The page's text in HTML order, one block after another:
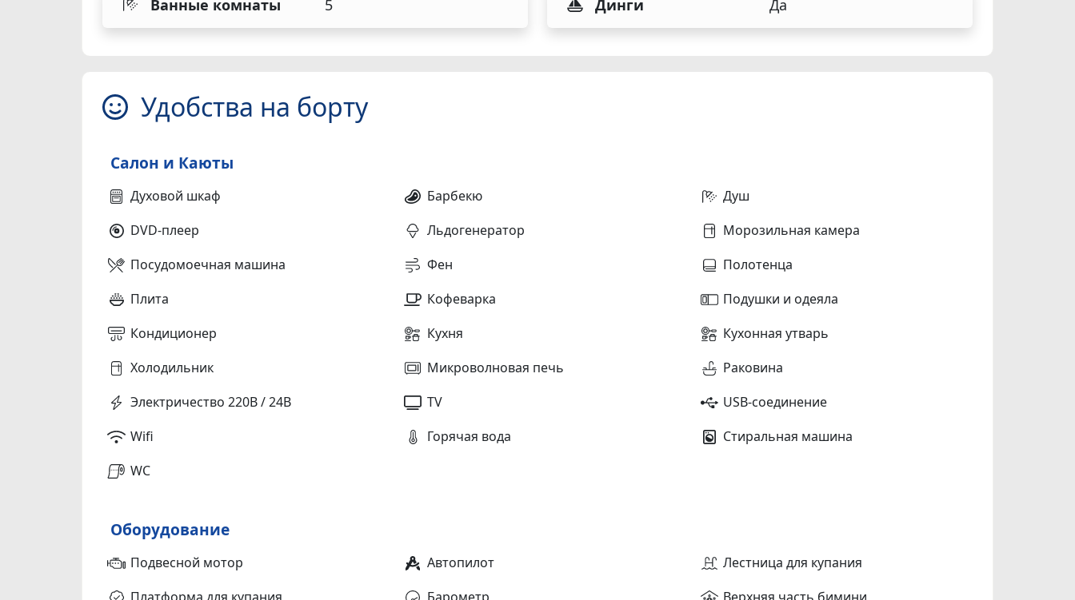
Ванные комнаты 5 Динги Да
Удобства на борту
Салон и Каюты
Духовой шкаф Барбекю
Душ
DVD-плеер
Льдогенератор
Морозильная камера
Посудомоечная машина
Фен
Полотенца
Плита
Кофеварка
Подушки и одеяла
Кондиционер
Кухня
Кухонная утварь
Холодильник
Микроволновая печь
Раковина
Электричество 220В / 24В
TV
USB-соединение
Wifi
Горячая вода
Стиральная машина
WC
Оборудование
Подвесной мотор Автопилот
Лестница для купания